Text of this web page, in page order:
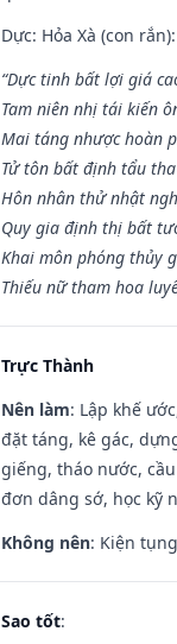
Dực: Hỏa Xà (con
“Dực tinh bất lợi giá
Tam niên nhị tái kiến
Mai táng nhược hoàn
Tử tôn bất định tẩu
Hôn nhân thử nhật
Quy gia định thị bất
Khai môn phóng thủy
Thiếu nữ tham hoa
Trực Thành
Nên làm: Lập khế
đặt táng, kê gác,
giếng, tháo nước,
đơn dâng sớ, học kỹ
Không nên: Kiện
Sao tốt: